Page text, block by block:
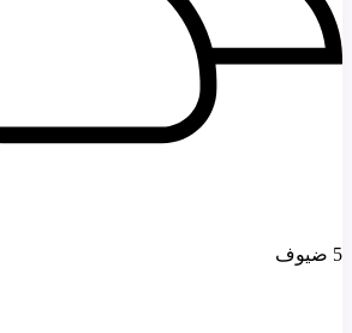
5 ضيوف